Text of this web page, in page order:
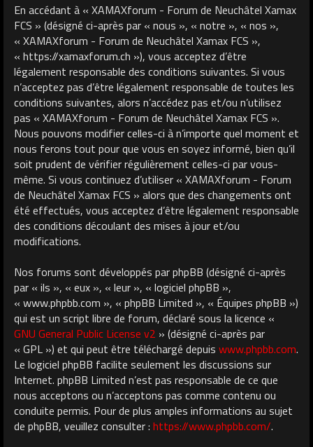
En accédant à « XAMAXforum - Forum de Neuchâtel Xamax
FCS » (désigné ci-après par « nous », « notre », « nos »,
« XAMAXforum - Forum de Neuchâtel Xamax FCS »,
« https://xamaxforum.ch »), vous acceptez d’être
légalement responsable des conditions suivantes. Si vous
n’acceptez pas d’être légalement responsable de toutes les
conditions suivantes, alors n’accédez pas et/ou n’utilisez
pas « XAMAXforum - Forum de Neuchâtel Xamax FCS ».
Nous pouvons modifier celles-ci à n’importe quel moment et
nous ferons tout pour que vous en soyez informé, bien qu’il
soit prudent de vérifier régulièrement celles-ci par vous-
même. Si vous continuez d’utiliser « XAMAXforum - Forum
de Neuchâtel Xamax FCS » alors que des changements ont
été effectués, vous acceptez d’être légalement responsable
des conditions découlant des mises à jour et/ou
modifications.
Nos forums sont développés par phpBB (désigné ci-après
par « ils », « eux », « leur », « logiciel phpBB »,
« www.phpbb.com », « phpBB Limited », « Équipes phpBB »)
qui est un script libre de forum, déclaré sous la licence «
GNU General Public License v2 » (désigné ci-après par
« GPL ») et qui peut être téléchargé depuis www.phpbb.com.
Le logiciel phpBB facilite seulement les discussions sur
Internet. phpBB Limited n’est pas responsable de ce que
nous acceptons ou n’acceptons pas comme contenu ou
conduite permis. Pour de plus amples informations au sujet
de phpBB, veuillez consulter : https://www.phpbb.com/.